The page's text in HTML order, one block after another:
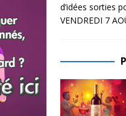
d’idées sorties
VENDREDI 7